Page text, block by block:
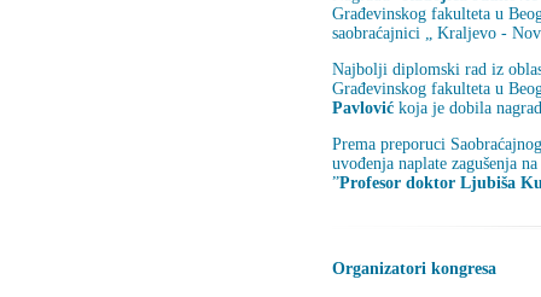
Građevinskog fakulteta u
saobraćajnici „ Kraljevo -
Najbolji diplomski rad iz
Građevinskog fakulteta u
Pavlović koja je dobila
Prema preporuci
uvođenja naplate zagušenja
”Profesor doktor Ljubiša
Organizatori kongresa